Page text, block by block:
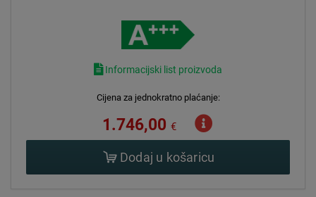
Informacijski list proizvoda
Cijena za jednokratno plaćanje:
1.746,00 €
Dodaj u košaricu